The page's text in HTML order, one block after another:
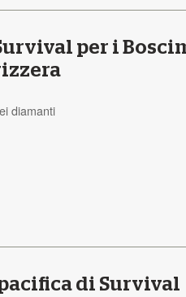
per i
diamanti
di Survival